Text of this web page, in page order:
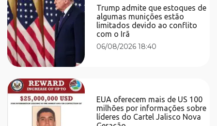
Trump admite que estoques de
algumas munições estão
limitados devido ao conflito
com o Irã
06/08/2026 18:40
EUA oferecem mais de US 100
milhões por informações sobre
líderes do Cartel Jalisco Nova